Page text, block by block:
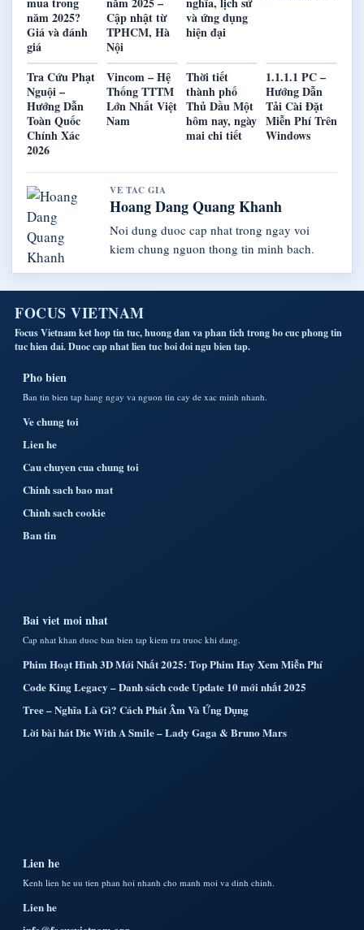
năm 2025?
Giá và đánh
giá
Cập nhật từ
TPHCM, Hà
Nội
và ứng dụng
hiện đại
Tra Cứu Phạt
Nguội –
Hướng Dẫn
Toàn Quốc
Chính Xác
2026
Vincom – Hệ
Thống TTTM
Lớn Nhất Việt
Nam
Thời tiết
thành phố
Thủ Dầu Một
hôm nay, ngày
mai chi tiết
1.1.1.1 PC –
Hướng Dẫn
Tải Cài Đặt
Miễn Phí Trên
Windows
VE TAC GIA
Hoang Dang Quang Khanh
Noi dung duoc cap nhat trong ngay voi
kiem chung nguon thong tin minh bach.
FOCUS VIETNAM
Focus Vietnam ket hop tin tuc, huong dan va phan tich trong bo cuc phong tin
tuc hien dai. Duoc cap nhat lien tuc boi doi ngu bien tap.
Pho bien
Ban tin bien tap hang ngay va nguon tin cay de xac minh nhanh.
Ve chung toi
Lien he
Cau chuyen cua chung toi
Chinh sach bao mat
Chinh sach cookie
Ban tin
Bai viet moi nhat
Cap nhat khan duoc ban bien tap kiem tra truoc khi dang.
Phim Hoạt Hình 3D Mới Nhất 2025: Top Phim Hay Xem Miễn Phí
Code King Legacy – Danh sách code Update 10 mới nhất 2025
Tree – Nghĩa Là Gì? Cách Phát Âm Và Ứng Dụng
Lời bài hát Die With A Smile – Lady Gaga & Bruno Mars
Lien he
Kenh lien he uu tien phan hoi nhanh cho manh moi va dinh chinh.
Lien he